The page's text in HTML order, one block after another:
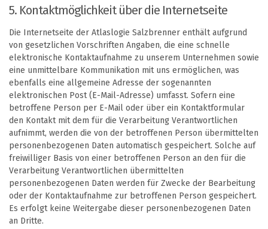
5. Kontaktmöglichkeit über die Internetseite
Die Internetseite der Atlaslogie Salzbrenner enthält aufgrund
von gesetzlichen Vorschriften Angaben, die eine schnelle
elektronische Kontaktaufnahme zu unserem Unternehmen sowie
eine unmittelbare Kommunikation mit uns ermöglichen, was
ebenfalls eine allgemeine Adresse der sogenannten
elektronischen Post (E-Mail-Adresse) umfasst. Sofern eine
betroffene Person per E-Mail oder über ein Kontaktformular
den Kontakt mit dem für die Verarbeitung Verantwortlichen
aufnimmt, werden die von der betroffenen Person übermittelten
personenbezogenen Daten automatisch gespeichert. Solche auf
freiwilliger Basis von einer betroffenen Person an den für die
Verarbeitung Verantwortlichen übermittelten
personenbezogenen Daten werden für Zwecke der Bearbeitung
oder der Kontaktaufnahme zur betroffenen Person gespeichert.
Es erfolgt keine Weitergabe dieser personenbezogenen Daten
an Dritte.